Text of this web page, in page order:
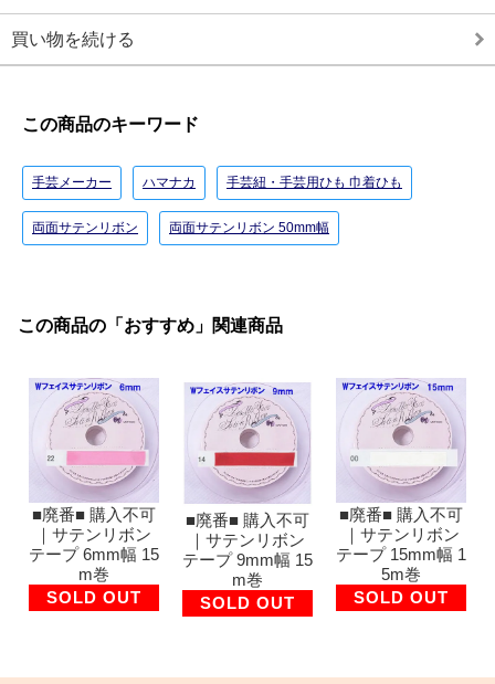
買い物を続ける
この商品のキーワード
手芸メーカー ハマナカ 手芸紐・手芸用ひも 巾着ひも
両面サテンリボン 両面サテンリボン 50mm幅
この商品の「おすすめ」関連商品
■廃番■ 購入不可
｜サテンリボン
テープ 6mm幅 15
m巻
SOLD OUT
■廃番■ 購入不可
｜サテンリボン
テープ 9mm幅 15
m巻
SOLD OUT
■廃番■ 購入不可
｜サテンリボン
テープ 15mm幅 1
5m巻
SOLD OUT